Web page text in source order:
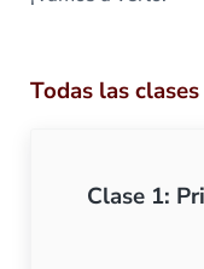
Todas las
Clase 1: